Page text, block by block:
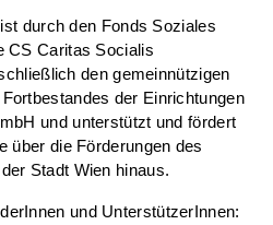
durch den Fonds Soziales
CS Caritas Socialis
den gemeinnützigen
der Einrichtungen
und unterstützt und fördert
über die Förderungen des
Stadt Wien hinaus.
und UnterstützerInnen: